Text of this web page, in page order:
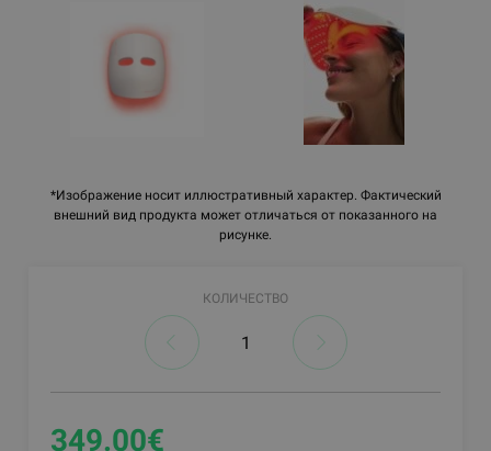
*Изображение носит иллюстративный характер. Фактический
внешний вид продукта может отличаться от показанного на
рисунке.
КОЛИЧЕСТВО
349.00€